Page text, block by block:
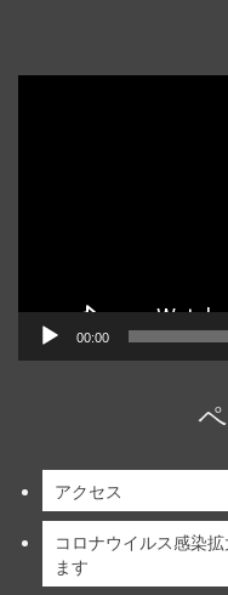
00:00
アクセス
コロナウイルス感染
ます